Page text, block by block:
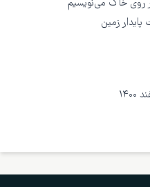
روی خاک می‌نویسیم
زمین